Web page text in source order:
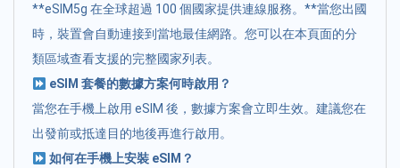
**eSIM5g 在全球超過 100 個國家提供連線服務。**當您出國
時，裝置會自動連接到當地最佳網路。您可以在本頁面的分
類區域查看支援的完整國家列表。
eSIM 套餐的數據方案何時啟用？
當您在手機上啟用 eSIM 後，數據方案會立即生效。建議您在
出發前或抵達目的地後再進行啟用。
如何在手機上安裝 eSIM？